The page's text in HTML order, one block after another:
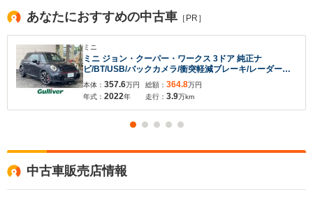
あなたにおすすめの中古車 ［PR］
ミニ
ミニ ジョン・クーパー・ワークス 3ドア 純正ナ
ビ/BT/USB/バックカメラ/衝突軽減ブレーキ/レーダーク
ルーズコントロール/クリアランスソナー/前後ドライブレ
コーダー/パドルシフト/MTモード付AT/ハーフレザーシー
ト/前席シートヒーター
本体： 357.6万円
年式： 2022年
総額： 364.8万円
走行： 3.9万km
中古車販売店情報